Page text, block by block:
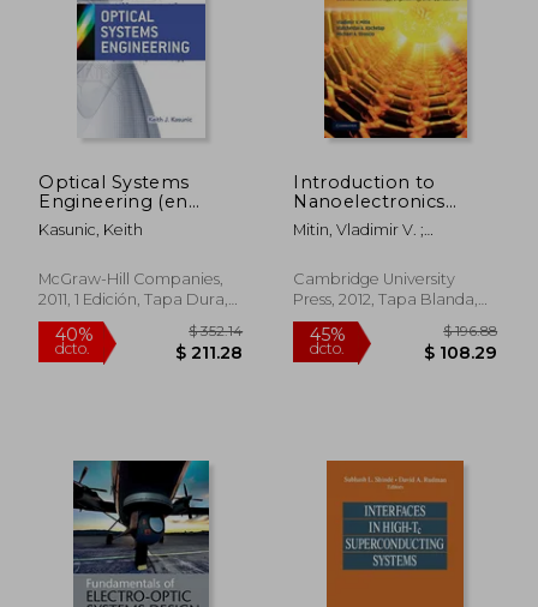
40% $ 280.86 40%
Optical Systems
Engineering (en
Inglés)
Kasunic, Keith
McGraw-Hill Companies,
2011, 1 Edición, Tapa Dura,
Nuevo
Introduction to
Nanoelectronics
Paperback (en
Inglés)
Mitin, Vladimir V. ;
Stroscio, Michael A.
Cambridge University
Press, 2012, Tapa Blanda,
Nuevo